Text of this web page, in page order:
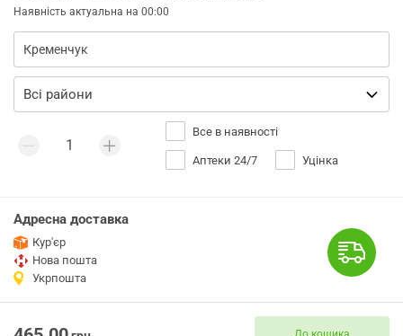
Наявність актуальна на 00:00
Все в наявності
Аптеки 24/7 Уцінка
Адресна доставка
Кур'єр
Нова пошта
Укрпошта